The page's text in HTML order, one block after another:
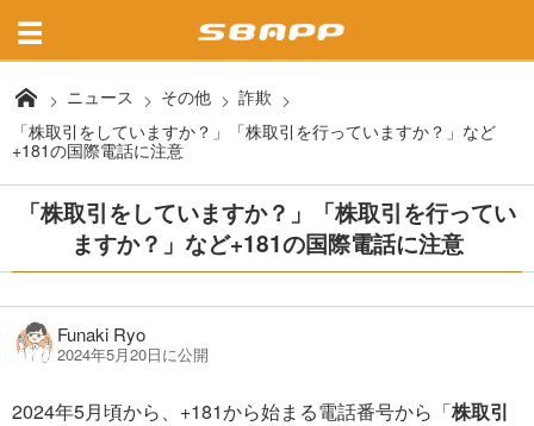
ニュース その他
詐欺
「株取引をしていますか？」「株取引を行っていますか？」など
+181の国際電話に注意
「株取引をしていますか？」「株取引を行ってい
ますか？」など+181の国際電話に注意
Funaki Ryo
2024年5月20日に公開
2024年5月頃から、+181から始まる電話番号から「株取引